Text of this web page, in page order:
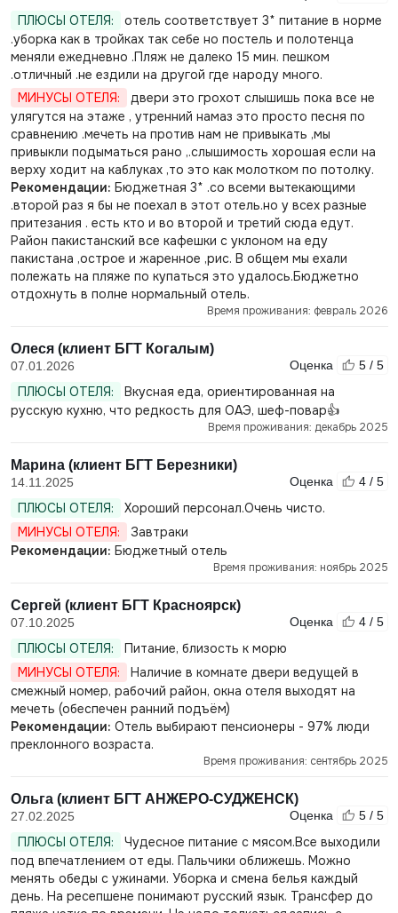
ПЛЮСЫ ОТЕЛЯ:
отель соответствует 3* питание в норме
.уборка как в тройках так себе но постель и полотенца
меняли ежедневно .Пляж не далеко 15 мин. пешком
.отличный .не ездили на другой где народу много.
МИНУСЫ ОТЕЛЯ:
двери это грохот слышишь пока все не
улягутся на этаже , утренний намаз это просто песня по
сравнению .мечеть на против нам не привыкать ,мы
привыкли подыматься рано ,.слышимость хорошая если на
верху ходит на каблуках ,то это как молотком по потолку.
Рекомендации: Бюджетная 3* .со всеми вытекающими
.второй раз я бы не поехал в этот отель.но у всех разные
притезания . есть кто и во второй и третий сюда едут.
Район пакистанский все кафешки с уклоном на еду
пакистана ,острое и жаренное ,рис. В общем мы ехали
полежать на пляже по купаться это удалось.Бюджетно
отдохнуть в полне нормальный отель.
Время проживания: февраль 2026
Олеся (клиент БГТ Когалым)
07.01.2026 Оценка 5 / 5
ПЛЮСЫ ОТЕЛЯ:
Вкусная еда, ориентированная на
русскую кухню, что редкость для ОАЭ, шеф-повар👍
Время проживания: декабрь 2025
Марина (клиент БГТ Березники)
14.11.2025 Оценка 4 / 5
ПЛЮСЫ ОТЕЛЯ:
Хороший персонал.Очень чисто.
МИНУСЫ ОТЕЛЯ:
Завтраки
Рекомендации: Бюджетный отель
Время проживания: ноябрь 2025
Сергей (клиент БГТ Красноярск)
07.10.2025 Оценка 4 / 5
ПЛЮСЫ ОТЕЛЯ:
Питание, близость к морю
МИНУСЫ ОТЕЛЯ:
Наличие в комнате двери ведущей в
смежный номер, рабочий район, окна отеля выходят на
мечеть (обеспечен ранний подъём)
Рекомендации: Отель выбирают пенсионеры - 97% люди
преклонного возраста.
Время проживания: сентябрь 2025
Ольга (клиент БГТ АНЖЕРО-СУДЖЕНСК)
27.02.2025 Оценка 5 / 5
ПЛЮСЫ ОТЕЛЯ:
Чудесное питание с мясом.Все выходили
под впечатлением от еды. Пальчики оближешь. Можно
менять обеды с ужинами. Уборка и смена белья каждый
день. На ресепшене понимают русский язык. Трансфер до